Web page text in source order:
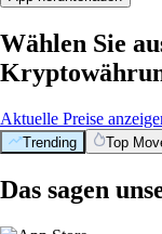
Wählen Sie
Aktuelle Preise
Trending Top
Das sagen